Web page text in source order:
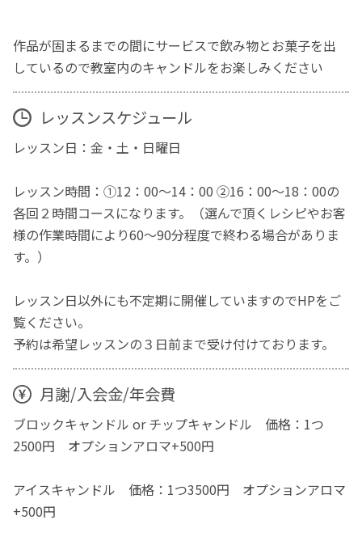
作品が固まるまでの間にサービスで飲み物とお菓子を出
しているので教室内のキャンドルをお楽しみください
レッスンスケジュール
レッスン日：金・土・日曜日
レッスン時間：①12：00～14：00 ②16：00～18：00の
各回２時間コースになります。（選んで頂くレシピやお客
様の作業時間により60～90分程度で終わる場合がありま
す。）
レッスン日以外にも不定期に開催していますのでHPをご
覧ください。
予約は希望レッスンの３日前まで受け付けております。
月謝/入会金/年会費
ブロックキャンドル or チップキャンドル 価格：1つ
2500円 オプションアロマ+500円
アイスキャンドル 価格：1つ3500円 オプションアロマ
+500円